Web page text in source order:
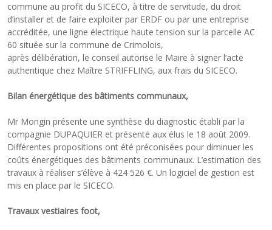
commune au profit du SICECO, à titre de servitude, du droit
d’installer et de faire exploiter par ERDF ou par une entreprise
accréditée, une ligne électrique haute tension sur la parcelle AC
60 située sur la commune de Crimolois,
après délibération, le conseil autorise le Maire à signer l’acte
authentique chez Maître STRIFFLING, aux frais du SICECO.
Bilan énergétique des bâtiments communaux,
Mr Mongin présente une synthèse du diagnostic établi par la
compagnie DUPAQUIER et présenté aux élus le 18 août 2009.
Différentes propositions ont été préconisées pour diminuer les
coûts énergétiques des bâtiments communaux. L’estimation des
travaux à réaliser s’élève à 424 526 €. Un logiciel de gestion est
mis en place par le SICECO.
Travaux vestiaires foot,